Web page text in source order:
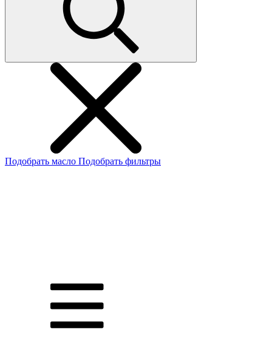
Подобрать масло Подобрать фильтры